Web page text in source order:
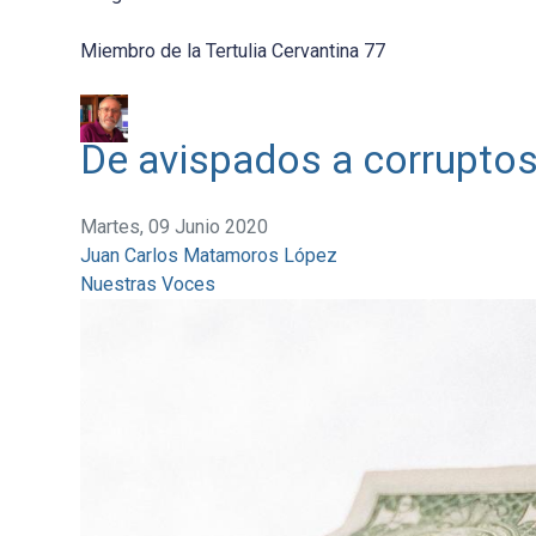
Miembro de la Tertulia Cervantina 77
De avispados a
Martes, 09 Junio 2020
Juan Carlos Matamoros López
Nuestras Voces